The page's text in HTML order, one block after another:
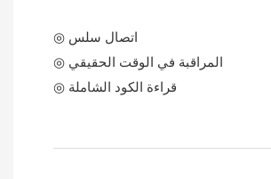
◎ اتصال سلس
◎ المراقبة في الوقت الحقيقي
◎ قراءة الكود الشاملة